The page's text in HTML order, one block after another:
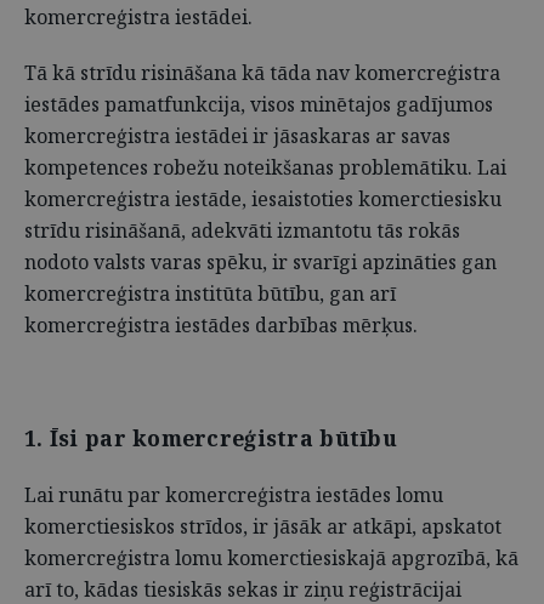
komercreģistra iestādei.
Tā kā strīdu risināšana kā tāda nav komercreģistra
iestādes pamatfunkcija, visos minētajos gadījumos
komercreģistra iestādei ir jāsaskaras ar savas
kompetences robežu noteikšanas problemātiku. Lai
komercreģistra iestāde, iesaistoties komerctiesisku
strīdu risināšanā, adekvāti izmantotu tās rokās
nodoto valsts varas spēku, ir svarīgi apzināties gan
komercreģistra institūta būtību, gan arī
komercreģistra iestādes darbības mērķus.
1. Īsi par komercreģistra būtību
Lai runātu par komercreģistra iestādes lomu
komerctiesiskos strīdos, ir jāsāk ar atkāpi, apskatot
komercreģistra lomu komerctiesiskajā apgrozībā, kā
arī to, kādas tiesiskās sekas ir ziņu reģistrācijai